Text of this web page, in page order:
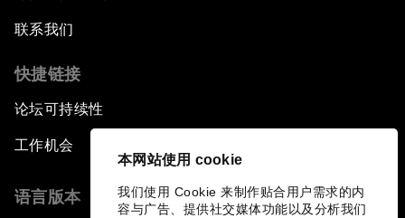
本网站使用 cookie
我们使用 Cookie 来制作贴合用户需求的内
容与广告、提供社交媒体功能以及分析我们
联系我们
快捷链接
论坛可持续性
工作机会
语言版本